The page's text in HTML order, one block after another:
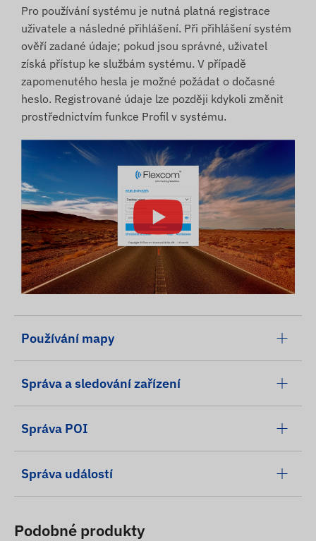
Pro používání systému je nutná platná registrace
uživatele a následné přihlášení. Při přihlášení systém
ověří zadané údaje; pokud jsou správné, uživatel
získá přístup ke službám systému. V případě
zapomenutého hesla je možné požádat o dočasné
heslo. Registrované údaje lze později kdykoli změnit
prostřednictvím funkce Profil v systému.
Používání mapy
Správa a sledování zařízení
Správa POI
Správa událostí
Podobné produkty